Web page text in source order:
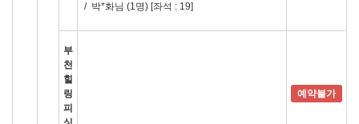
/ 박*화님 (1명) [좌석 : 19]
부
천
힐
링
피
예약불가